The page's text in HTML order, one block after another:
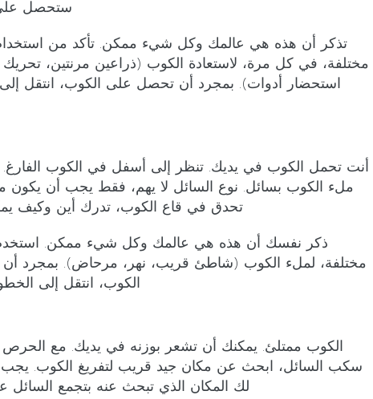
ستحصل
تذكر أن هذه هي عالمك وكل شيء ممكن. تأكد من
مختلفة، في كل مرة، لاستعادة الكوب (ذراعين مرنتين،
استحضار أدوات). بمجرد أن تحصل على الكوب، انتقل
أنت تحمل الكوب في يديك. تنظر إلى أسفل في الكوب الفارغ.
ملء الكوب بسائل. نوع السائل لا يهم، فقط يجب أن يكون
تحدق في قاع الكوب، تدرك أين وكيف
ذكر نفسك أن هذه هي عالمك وكل شيء ممكن.
مختلفة، لملء الكوب (شاطئ قريب، نهر، مرحاض). بمجرد أن
الكوب، انتقل إلى
الكوب ممتلئ. يمكنك أن تشعر بوزنه في يديك. مع
سكب السائل، ابحث عن مكان جيد قريب لتفريغ الكوب.
لك المكان الذي تبحث عنه بتجمع السائل